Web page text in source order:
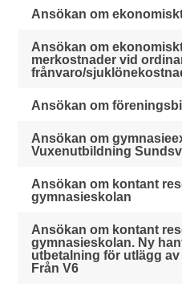
Ansökan om
Ansökan om
merkostnader vid
frånvaro/
Ansökan om
Ansökan om
Vuxenutbildning
Ansökan om kontant
gymnasieskolan
Ansökan om kontant
gymnasieskolan. Ny
utbetalning för utlägg
Från V6